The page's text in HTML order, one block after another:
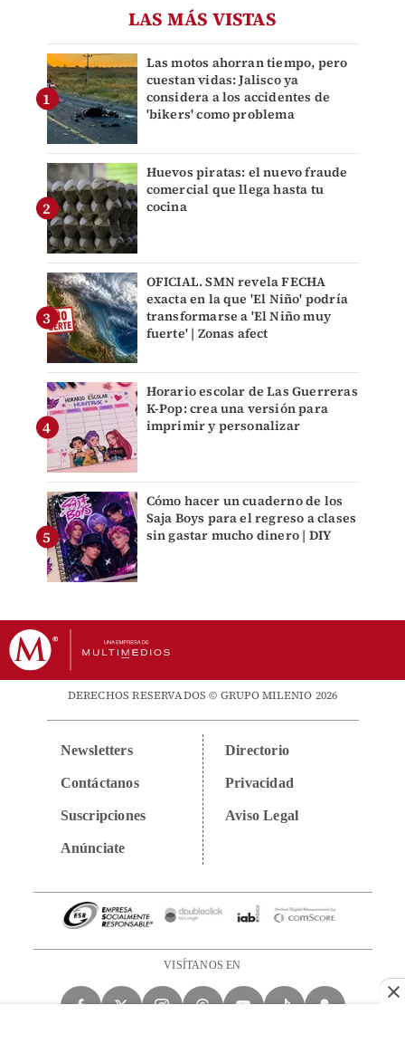
LAS MÁS VISTAS
Las motos ahorran tiempo, pero
cuestan vidas: Jalisco ya
considera a los accidentes de
'bikers' como problema
Huevos piratas: el nuevo fraude
comercial que llega hasta tu
cocina
OFICIAL. SMN revela FECHA
exacta en la que 'El Niño' podría
transformarse a 'El Niño muy
fuerte' | Zonas afect
Horario escolar de Las Guerreras
K-Pop: crea una versión para
imprimir y personalizar
Cómo hacer un cuaderno de los
Saja Boys para el regreso a clases
sin gastar mucho dinero | DIY
DERECHOS RESERVADOS © GRUPO MILENIO 2026
Newsletters
Contáctanos
Suscripciones
Anúnciate
Directorio
Privacidad
Aviso Legal
VISÍTANOS EN